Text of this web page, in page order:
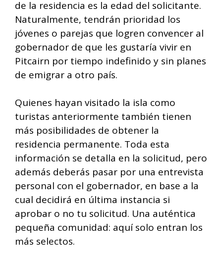
de la residencia es la edad del solicitante.
Naturalmente, tendrán prioridad los
jóvenes o parejas que logren convencer al
gobernador de que les gustaría vivir en
Pitcairn por tiempo indefinido y sin planes
de emigrar a otro país.
Quienes hayan visitado la isla como
turistas anteriormente también tienen
más posibilidades de obtener la
residencia permanente. Toda esta
información se detalla en la solicitud, pero
además deberás pasar por una entrevista
personal con el gobernador, en base a la
cual decidirá en última instancia si
aprobar o no tu solicitud. Una auténtica
pequeña comunidad: aquí solo entran los
más selectos.